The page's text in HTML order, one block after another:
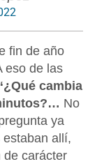
fin de año
eso de las
cambia
No
ya
allí,
de carácter